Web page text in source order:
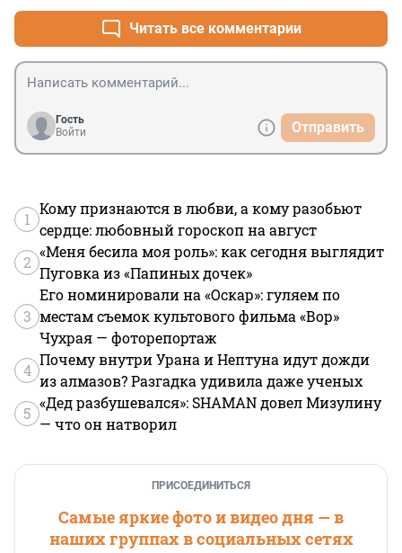
Читать все комментарии
Гость
Войти
Отправить
1
Кому признаются в любви, а кому разобьют
сердце: любовный гороскоп на август
2
«Меня бесила моя роль»: как сегодня выглядит
Пуговка из «Папиных дочек»
3
Его номинировали на «Оскар»: гуляем по
местам съемок культового фильма «Вор»
Чухрая — фоторепортаж
4
Почему внутри Урана и Нептуна идут дожди
из алмазов? Разгадка удивила даже ученых
5
«Дед разбушевался»: SHAMAN довел Мизулину
— что он натворил
ПРИСОЕДИНИТЬСЯ
Самые яркие фото и видео дня — в
наших группах в социальных сетях